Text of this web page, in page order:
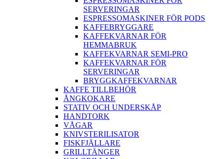
SERVERINGAR
ESPRESSOMASKINER FÖR PODS
KAFFEBRYGGARE
KAFFEKVARNAR FÖR
HEMMABRUK
KAFFEKVARNAR SEMI-PRO
KAFFEKVARNAR FÖR
SERVERINGAR
BRYGGKAFFEKVARNAR
KAFFE TILLBEHÖR
ÅNGKOKARE
STATIV OCH UNDERSKÅP
HANDTORK
VÅGAR
KNIVSTERILISATOR
FISKFJÄLLARE
GRILLTÄNGER